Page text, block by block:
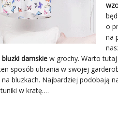
o
na
bluzki damskie w grochy. Warto tutaj
sposób ubrania w swojej
bluzkach. Najbardziej podobają
w kratę.…